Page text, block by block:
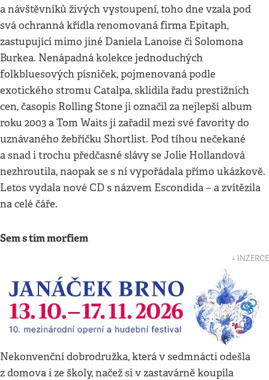
a návštěvníků živých vystoupení, toho dne vzala pod
svá ochranná křídla renomovaná firma Epitaph,
zastupující mimo jiné Daniela Lanoise či Solomona
Burkea. Nenápadná kolekce jednoduchých
folkbluesových písniček, pojmenovaná podle
exotického stromu Catalpa, sklidila řadu prestižních
cen, časopis Rolling Stone ji označil za nejlepší album
roku 2003 a Tom Waits ji zařadil mezi své favority do
uznávaného žebříčku Shortlist. Pod tíhou nečekané
a snad i trochu předčasné slávy se Jolie Hollandová
nezhroutila, naopak se s ní vypořádala přímo ukázkově.
Letos vydala nové CD s názvem Escondida – a zvítězila
na celé čáře.
Sem s tím morfiem
↓ INZERCE
Nekonvenční dobrodružka, která v sedmnácti odešla
z domova i ze školy, načež si v zastavárně koupila